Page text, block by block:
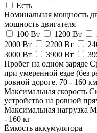
Есть
Номинальная мощность
мощность двигателя
100 Вт
1200 Вт
2000 Вт
2200 Вт
3000 Вт
3900 Вт
Пробег на одном заряде
при умеренной езде (без
ровной дороге. 70 - 160 км
Максимальная скорость
устройство на ровной
Максимальная нагрузка
- 160 кг
Ёмкость аккумулятора